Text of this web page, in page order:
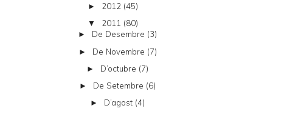
► 2012 (45)
▼ 2011 (80)
► De Desembre (3)
► De Novembre (7)
► D’octubre (7)
► De Setembre (6)
► D’agost (4)